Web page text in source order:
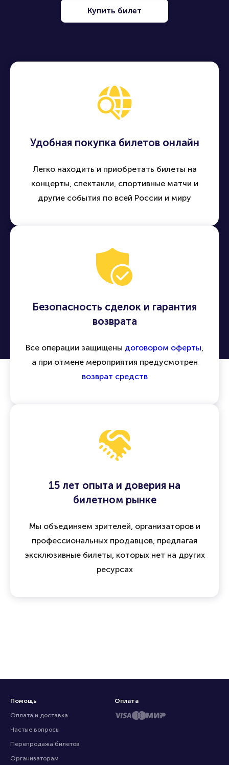
Купить билет
Удобная покупка билетов онлайн
Легко находить и приобретать билеты на
концерты, спектакли, спортивные матчи и
другие события по всей России и миру
Безопасность сделок и гарантия
возврата
Все операции защищены договором оферты,
а при отмене мероприятия предусмотрен
возврат средств
15 лет опыта и доверия на
билетном рынке
Мы объединяем зрителей, организаторов и
профессиональных продавцов, предлагая
эксклюзивные билеты, которых нет на других
ресурсах
Помощь
Оплата и доставка
Частые вопросы
Перепродажа билетов
Организаторам
Оплата